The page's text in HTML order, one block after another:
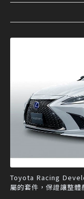
Toyota Racing
屬的套件，保證讓整體